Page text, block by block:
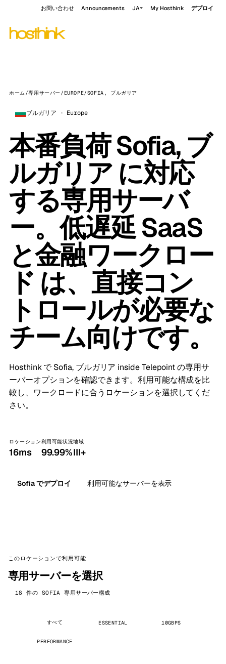
お問い合わせ Announcements JA My Hosthink デプロイ
ホーム /専用サーバー /EUROPE/SOFIA, ブルガリア
ブルガリア · Europe
本番負荷 Sofia, ブ
ルガリア に対応
する専用サーバ
ー。低遅延 SaaS
と金融ワークロー
ド は、直接コン
トロールが必要な
チーム向けです。
Hosthink で Sofia, ブルガリア inside Telepoint の専用サ
ーバーオプションを確認できます。利用可能な構成を比
較し、ワークロードに合うロケーションを選択してくだ
さい。
ロケーション
16ms
利用可能状況
99.99%
地域
III+
Sofia でデプロイ 利用可能なサーバーを表示
このロケーションで利用可能
専用サーバーを選択
18 件の SOFIA 専用サーバー構成
すべて ESSENTIAL 10GBPS
PERFORMANCE